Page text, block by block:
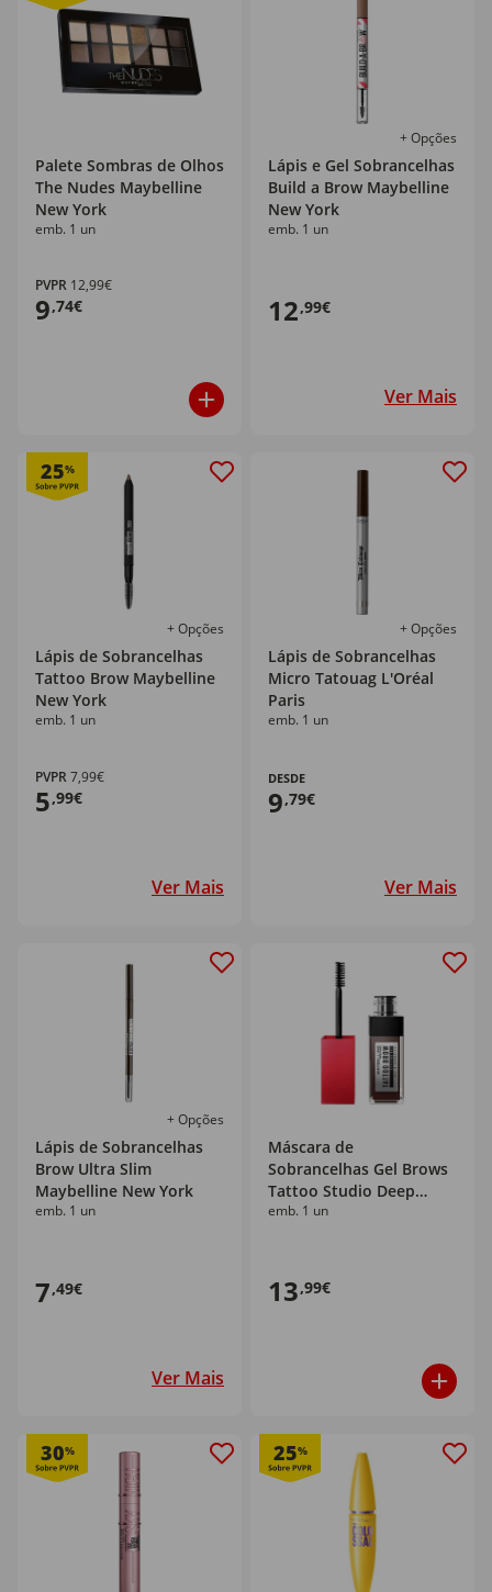
Palete Sombras de Olhos
The Nudes Maybelline
New York
emb. 1 un
PVPR 12,99€
9,74€
+ Opções
Lápis e Gel Sobrancelhas
Build a Brow Maybelline
New York
emb. 1 un
12,99€
Ver Mais
25%
+ Opções
Lápis de Sobrancelhas
Tattoo Brow Maybelline
New York
emb. 1 un
PVPR7,99€
5,99€
Ver Mais
+ Opções
Lápis de Sobrancelhas
Micro Tatouag L'Oréal
Paris
emb. 1 un
DESDE
9,79€
Ver Mais
+ Opções
Lápis de Sobrancelhas
Brow Ultra Slim
Maybelline New York
emb. 1 un
7,49€
Ver Mais
Máscara de
Sobrancelhas Gel Brows
Tattoo Studio Deep
Brown 260 Maybelline
emb. 1 un
13,99€
30% 25%